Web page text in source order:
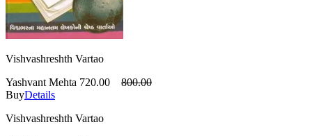
Vishvashreshth Vartao
Yashvant Mehta 720.00
800.00
BuyDetails
Vishvashreshth Vartao